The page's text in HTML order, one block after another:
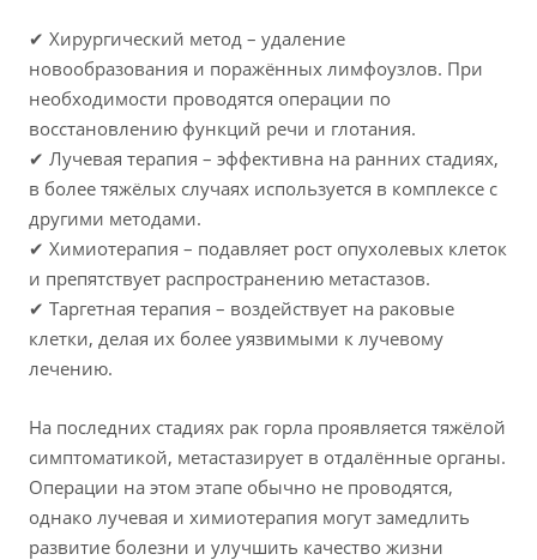
✔ Хирургический метод – удаление
новообразования и поражённых лимфоузлов. При
необходимости проводятся операции по
восстановлению функций речи и глотания.
✔ Лучевая терапия – эффективна на ранних стадиях,
в более тяжёлых случаях используется в комплексе с
другими методами.
✔ Химиотерапия – подавляет рост опухолевых клеток
и препятствует распространению метастазов.
✔ Таргетная терапия – воздействует на раковые
клетки, делая их более уязвимыми к лучевому
лечению.
На последних стадиях рак горла проявляется тяжёлой
симптоматикой, метастазирует в отдалённые органы.
Операции на этом этапе обычно не проводятся,
однако лучевая и химиотерапия могут замедлить
развитие болезни и улучшить качество жизни